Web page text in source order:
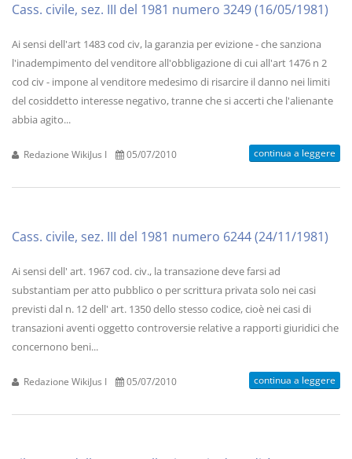
Cass. civile, sez. III del 1981 numero 3249 (16/05/1981)
Ai sensi dell'art 1483 cod civ, la garanzia per evizione - che sanziona
l'inadempimento del venditore all'obbligazione di cui all'art 1476 n 2
cod civ - impone al venditore medesimo di risarcire il danno nei limiti
del cosiddetto interesse negativo, tranne che si accerti che l'alienante
abbia agito...
Redazione WikiJus I 05/07/2010 continua a leggere
Cass. civile, sez. III del 1981 numero 6244 (24/11/1981)
Ai sensi dell' art. 1967 cod. civ., la transazione deve farsi ad
substantiam per atto pubblico o per scrittura privata solo nei casi
previsti dal n. 12 dell' art. 1350 dello stesso codice, cioè nei casi di
transazioni aventi oggetto controversie relative a rapporti giuridici che
concernono beni...
Redazione WikiJus I 05/07/2010 continua a leggere